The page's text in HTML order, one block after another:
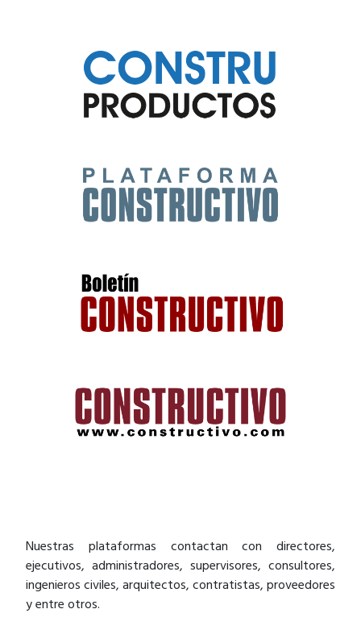
Nuestras plataformas contactan con directores,
ejecutivos, administradores, supervisores, consultores,
ingenieros civiles, arquitectos, contratistas, proveedores
y entre otros.